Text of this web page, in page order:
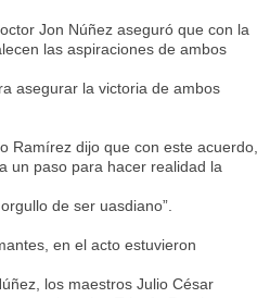
Jon Núñez aseguró que con la
las aspiraciones de ambos
asegurar la victoria de ambos
Ramírez dijo que con este acuerdo,
un paso para hacer realidad la
de ser uasdiano”.
en el acto estuvieron
los maestros Julio César